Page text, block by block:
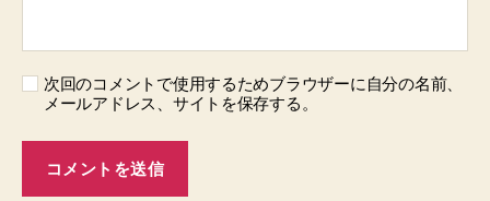
次回のコメントで使用するためブラウザーに自分の名前、
メールアドレス、サイトを保存する。